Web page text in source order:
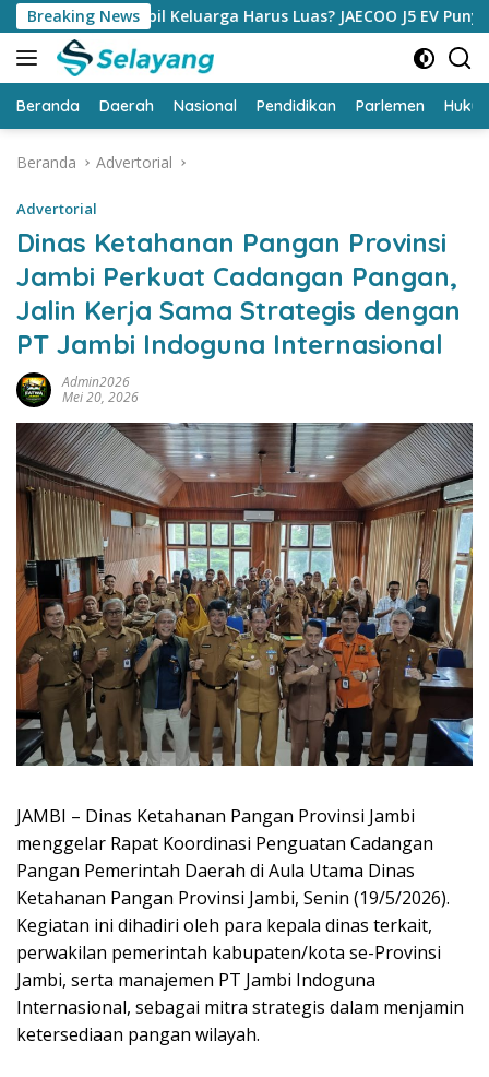
Langsung
ke
konten
Breaking News
Keluarga Harus Luas? JAECOO J5 EV Punya Jawaban yang
Beranda Daerah Nasional Pendidikan Parlemen
Beranda Advertorial
Advertorial
Dinas Ketahanan Pangan Provinsi
Jambi Perkuat Cadangan Pangan,
Jalin Kerja Sama Strategis dengan
PT Jambi Indoguna Internasional
Admin2026
Mei 20, 2026
JAMBI – Dinas Ketahanan Pangan Provinsi Jambi
menggelar Rapat Koordinasi Penguatan Cadangan
Pangan Pemerintah Daerah di Aula Utama Dinas
Ketahanan Pangan Provinsi Jambi, Senin (19/5/2026).
Kegiatan ini dihadiri oleh para kepala dinas terkait,
perwakilan pemerintah kabupaten/kota se-Provinsi
Jambi, serta manajemen PT Jambi Indoguna
Internasional, sebagai mitra strategis dalam menjamin
ketersediaan pangan wilayah.